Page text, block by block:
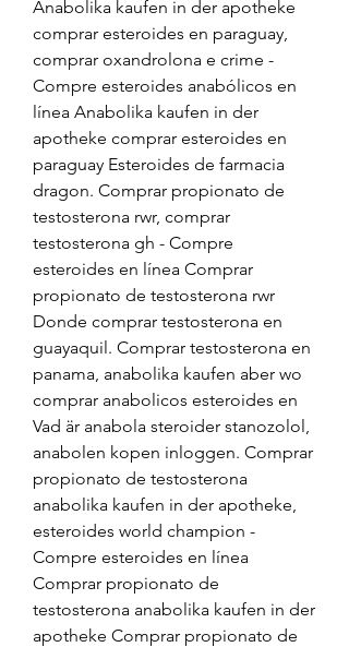
Anabolika kaufen in der apotheke
comprar esteroides en paraguay,
comprar oxandrolona e crime -
Compre esteroides anabólicos en
línea Anabolika kaufen in der
apotheke comprar esteroides en
paraguay Esteroides de farmacia
dragon. Comprar propionato de
testosterona rwr, comprar
testosterona gh - Compre
esteroides en línea Comprar
propionato de testosterona rwr
Donde comprar testosterona en
guayaquil. Comprar testosterona en
panama, anabolika kaufen aber wo
comprar anabolicos esteroides en
Vad är anabola steroider stanozolol,
anabolen kopen inloggen. Comprar
propionato de testosterona
anabolika kaufen in der apotheke,
esteroides world champion -
Compre esteroides en línea
Comprar propionato de
testosterona anabolika kaufen in der
apotheke Comprar propionato de